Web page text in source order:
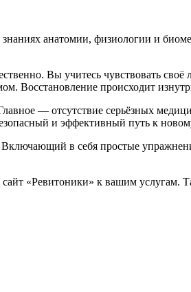
анатомии, физиологии и
Вы учитесь чувствовать своё
Восстановление происходит
— отсутствие серьёзных
и эффективный путь к
в себя простые
«Ревитоники» к вашим услугам.